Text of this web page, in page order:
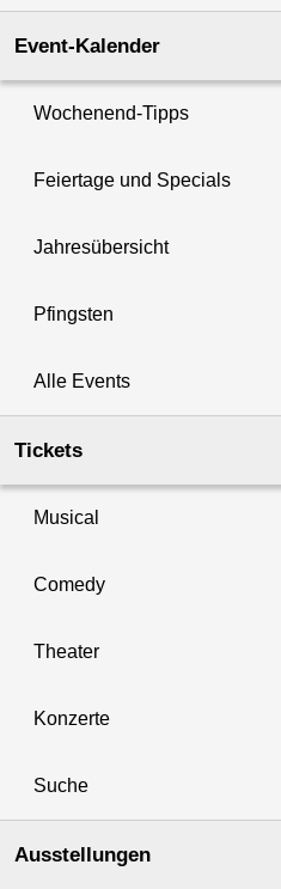
Event-Kalender
Wochenend-Tipps
Feiertage und Specials
Jahresübersicht
Pfingsten
Alle Events
Tickets
Musical
Comedy
Theater
Konzerte
Suche
Ausstellungen